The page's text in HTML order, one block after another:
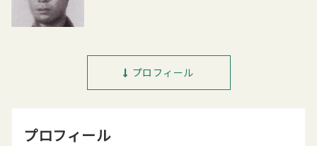
プロフィール
プロフィール